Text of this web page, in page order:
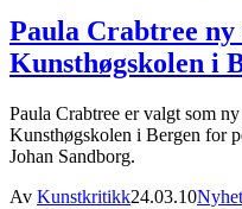
Paula Crabtree
Kunsthøgskolen i
Paula Crabtree er valgt som
Kunsthøgskolen i Bergen for
Johan Sandborg.
Av Kunstkritikk24.03.10Nyhet